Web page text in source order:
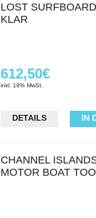
LOST
KLAR
612,50€
inkl. 19% MwSt.
DETAILS IN
CHANNEL
MOTOR BOAT